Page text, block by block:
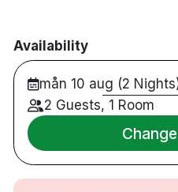
olika storlekar. Hos oss
mån av plats) tillgång
Hjärtligt välkomna önskar
Hotels Helsingborg.
Dubbelrum &
Availability
mån 10 aug (2
2 Guests, 1 Room